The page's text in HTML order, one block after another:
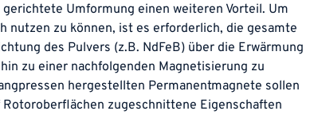
Umformung einen weiteren Vorteil. Um
nutzen zu können, ist es erforderlich, die gesamte
des Pulvers (z.B. NdFeB) über die Erwärmung
zu einer nachfolgenden Magnetisierung zu
hergestellten Permanentmagnete sollen
zugeschnittene Eigenschaften